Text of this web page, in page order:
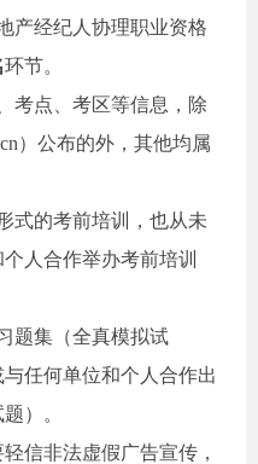
产经纪人协理职业资格
环节。
考点、考区等信息，除
）公布的外，其他均属
式的考前培训，也从未
个人合作举办考前培训
题集（全真模拟试
任何单位和个人合作出
）。
信非法虚假广告宣传，